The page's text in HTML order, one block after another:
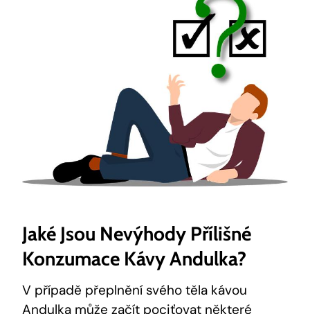
Jaké Jsou Nevýhody Přílišné
Konzumace Kávy Andulka?
V případě přeplnění svého těla kávou
Andulka může začít pociťovat některé